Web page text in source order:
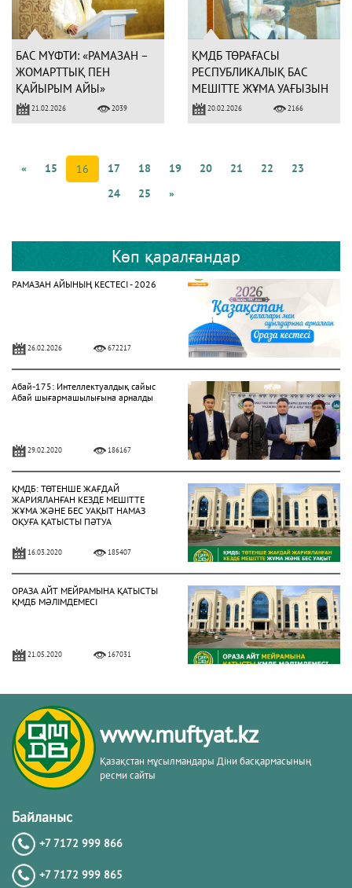
БАС МҮФТИ: «РАМАЗАН –
ЖОМАРТТЫҚ ПЕН
ҚАЙЫРЫМ АЙЫ»
21.02.2026 2039
ҚМДБ ТӨРАҒАСЫ
РЕСПУБЛИКАЛЫҚ БАС
МЕШІТТЕ ЖҰМА УАҒЫЗЫН
АЙТТЫ
20.02.2026 2166
« 15 16 17 18 19 20 21 22
23
24
25 »
Көп қаралғандар
РАМАЗАН АЙЫНЫҢ КЕСТЕСІ - 2026
26.02.2026 672217
Абай-175: Интеллектуалдық сайыс
Абай шығармашылығына арналды
29.02.2020 186167
ҚМДБ: ТӨТЕНШЕ ЖАҒДАЙ
ЖАРИЯЛАНҒАН КЕЗДЕ МЕШІТТЕ
ЖҰМА ЖӘНЕ БЕС УАҚЫТ НАМАЗ
ОҚУҒА ҚАТЫСТЫ ПӘТУА
16.03.2020 185407
ОРАЗА АЙТ МЕЙРАМЫНА ҚАТЫСТЫ
ҚМДБ МӘЛІМДЕМЕСІ
21.05.2020 167031
БИЫЛ РАМАЗАН АЙЫ 13 СӘУІРДЕ
БАСТАЛАДЫ (ФОТО)
02.04.2021
БЕРІЛДІ (ФОТО)
02.05.2021
www.muftyat.kz
Қазақстан мұсылмандары Діни басқармасының
ресми сайты
Байланыс
+7 7172 999 866
+7 7172 999 865